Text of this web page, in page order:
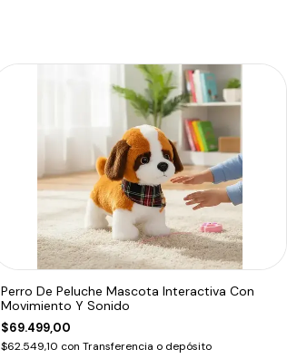
Perro De Peluche Mascota Interactiva Con
Movimiento Y Sonido
$69.499,00
$62.549,10 con Transferencia o depósito